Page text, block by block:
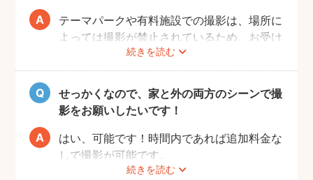
続きを読む
テーマパークや有料施設での撮影は、場所に
よっては撮影が禁止されているため、お受け
できない場合がございます。
予約前にお客様ご自身で、施設へのご確認を
お願いいたします。
また、有料施設の場合、フォトグラファーの
入場費などはお客様のご負担となりますので
ご了承ください。
せっかくなので、家と外の両方のシーンで撮
影をお願いしたいです！
続きを読む
はい、可能です！時間内であれば追加料金な
しで撮影が可能です。
撮影をスムーズに進行させるために、事前に